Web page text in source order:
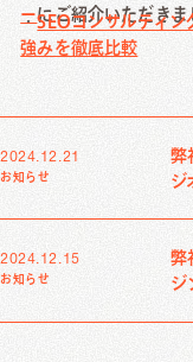
Local
資料ダウンロード
Contact
ーにご紹介いただきま
・SEOコンサルティ
強みを徹底比較
2024.12.21
お知らせ
弊
ジ
2024.12.15
お知らせ
弊
ジ